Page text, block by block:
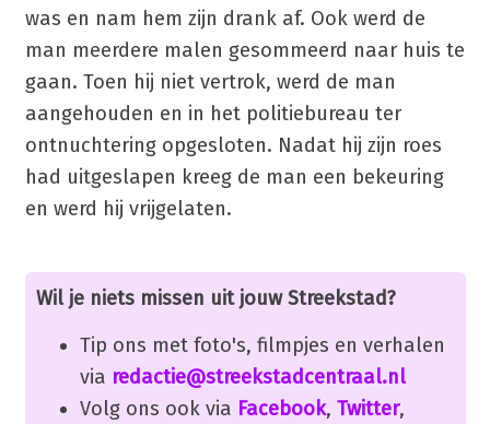
was en nam hem zijn drank af. Ook werd de
man meerdere malen gesommeerd naar huis te
gaan. Toen hij niet vertrok, werd de man
aangehouden en in het politiebureau ter
ontnuchtering opgesloten. Nadat hij zijn roes
had uitgeslapen kreeg de man een bekeuring
en werd hij vrijgelaten.
Wil je niets missen uit jouw Streekstad?
Tip ons met foto's, filmpjes en verhalen
via redactie@streekstadcentraal.nl
Volg ons ook via Facebook, Twitter,